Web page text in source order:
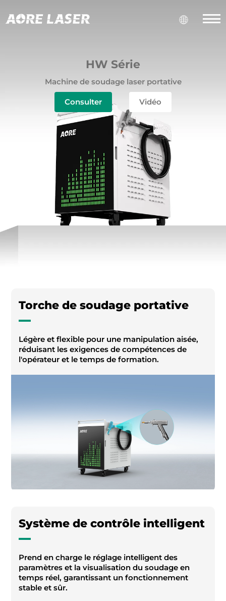
HW Série
Machine de soudage laser portative
Consulter Vidéo
Torche de soudage portative
Légère et flexible pour une manipulation aisée,
réduisant les exigences de compétences de
l'opérateur et le temps de formation.
Système de contrôle intelligent
Prend en charge le réglage intelligent des
paramètres et la visualisation du soudage en
temps réel, garantissant un fonctionnement
stable et sûr.